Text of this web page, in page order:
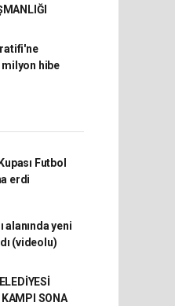
milyon hibe
Futbol
erdi
alanında yeni
(videolu)
SONA